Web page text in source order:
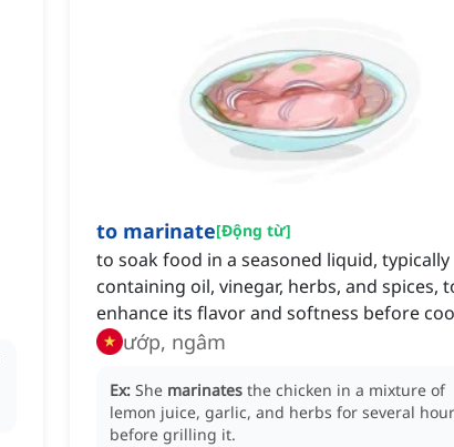
to marinate[Động từ]
to soak food in a seasoned liquid, typically
containing oil, vinegar, herbs, and spices,
enhance its flavor and softness before
ướp, ngâm
Ex: She marinates the chicken in a mixture of
lemon juice, garlic, and herbs for several
before grilling it.